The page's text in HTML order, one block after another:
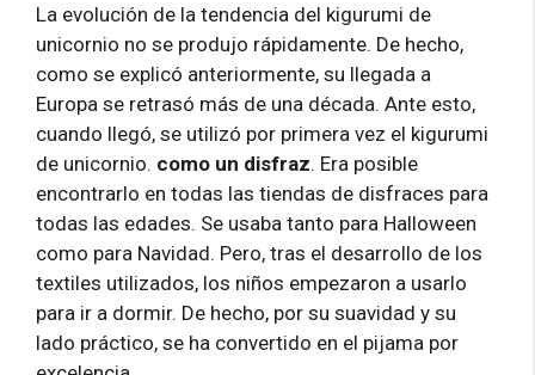
La evolución de la tendencia del kigurumi de
unicornio no se produjo rápidamente. De hecho,
como se explicó anteriormente, su llegada a
Europa se retrasó más de una década. Ante esto,
cuando llegó, se utilizó por primera vez el kigurumi
de unicornio. como un disfraz. Era posible
encontrarlo en todas las tiendas de disfraces para
todas las edades. Se usaba tanto para Halloween
como para Navidad. Pero, tras el desarrollo de los
textiles utilizados, los niños empezaron a usarlo
para ir a dormir. De hecho, por su suavidad y su
lado práctico, se ha convertido en el pijama por